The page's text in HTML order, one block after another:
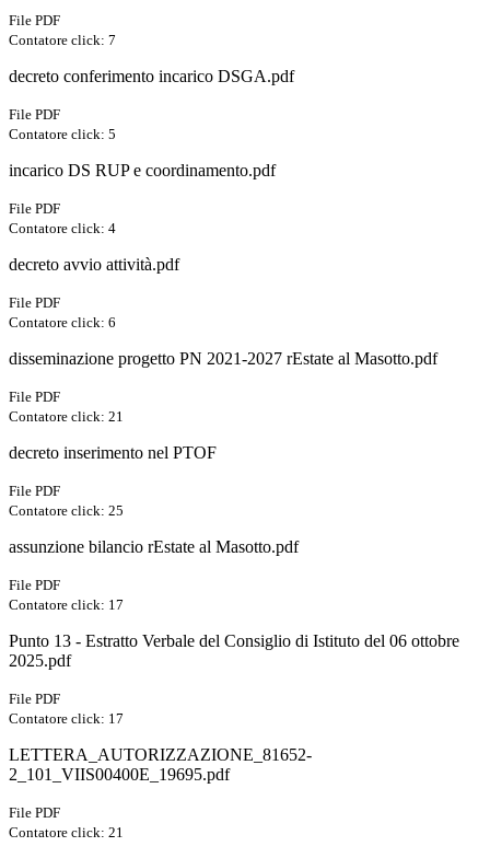
File PDF
Contatore click: 7
decreto conferimento incarico DSGA.pdf
File PDF
Contatore click: 5
incarico DS RUP e coordinamento.pdf
File PDF
Contatore click: 4
decreto avvio attività.pdf
File PDF
Contatore click: 6
disseminazione progetto PN 2021-2027 rEstate al Masotto.pdf
File PDF
Contatore click: 21
decreto inserimento nel PTOF
File PDF
Contatore click: 25
assunzione bilancio rEstate al Masotto.pdf
File PDF
Contatore click: 17
Punto 13 - Estratto Verbale del Consiglio di Istituto del 06 ottobre
2025.pdf
File PDF
Contatore click: 17
LETTERA_AUTORIZZAZIONE_81652-
2_101_VIIS00400E_19695.pdf
File PDF
Contatore click: 21